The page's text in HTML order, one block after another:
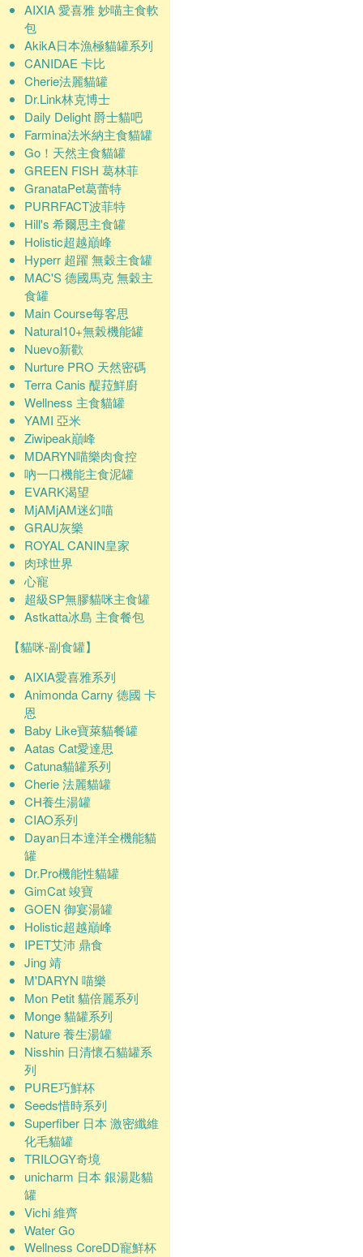
AIXIA 愛喜雅 妙喵主食軟
包
AkikA日本漁極貓罐系列
CANIDAE 卡比
Cherie法麗貓罐
Dr.Link林克博士
Daily Delight 爵士貓吧
Farmina法米納主食貓罐
Go！天然主食貓罐
GREEN FISH 葛林菲
GranataPet葛蕾特
PURRFACT波菲特
Hill's 希爾思主食罐
Holistic超越巔峰
Hyperr 超躍 無穀主食罐
MAC'S 德國馬克 無穀主
食罐
Main Course每客思
Natural10+無榖機能罐
Nuevo新歡
Nurture PRO 天然密碼
Terra Canis 醍菈鮮廚
Wellness 主食貓罐
YAMI 亞米
Ziwipeak巔峰
MDARYN喵樂肉食控
吶一口機能主食泥罐
EVARK渴望
MjAMjAM迷幻喵
GRAU灰樂
ROYAL CANIN皇家
肉球世界
心寵
超級SP無膠貓咪主食罐
Astkatta冰島 主食餐包
【貓咪-副食罐】
AIXIA愛喜雅系列
Animonda Carny 德國 卡
恩
Baby Like寶萊貓餐罐
Aatas Cat愛達思
Catuna貓罐系列
Cherie 法麗貓罐
CH養生湯罐
CIAO系列
Dayan日本達洋全機能貓
罐
Dr.Pro機能性貓罐
GimCat 竣寶
GOEN 御宴湯罐
Holistic超越巔峰
IPET艾沛 鼎食
Jing 靖
M'DARYN 喵樂
Mon Petit 貓倍麗系列
Monge 貓罐系列
Nature 養生湯罐
Nisshin 日清懷石貓罐系
列
PURE巧鮮杯
Seeds惜時系列
Superfiber 日本 激密纖維
化毛貓罐
TRILOGY奇境
unicharm 日本 銀湯匙貓
罐
Vichi 維齊
Water Go
Wellness CoreDD寵鮮杯